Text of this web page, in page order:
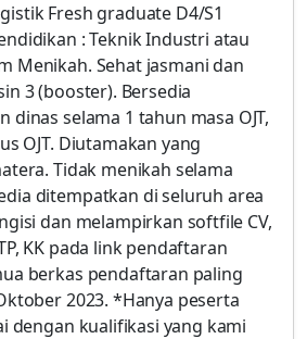
Fresh graduate D4/S1
: Teknik Industri atau
Menikah. Sehat jasmani dan
3 (booster). Bersedia
dinas selama 1 tahun masa OJT,
OJT. Diutamakan yang
Tidak menikah selama
ditempatkan di seluruh area
dan melampirkan softfile CV,
KK pada link pendaftaran
berkas pendaftaran paling
2023. *Hanya peserta
dengan kualifikasi yang kami